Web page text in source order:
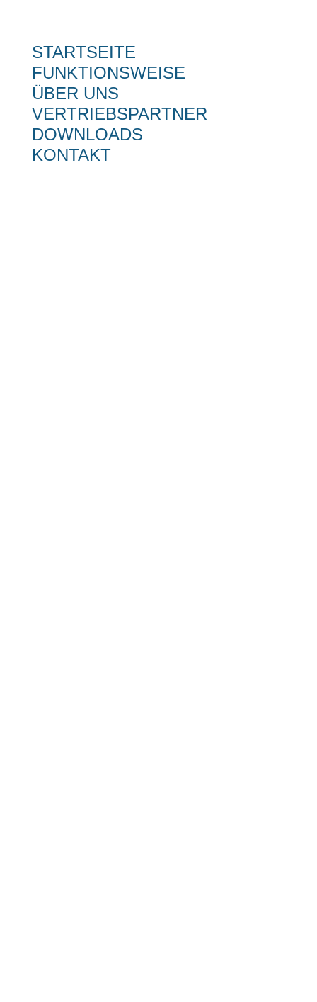
STARTSEITE
FUNKTIONSWEISE
ÜBER UNS
VERTRIEBSPARTNER
DOWNLOADS
KONTAKT